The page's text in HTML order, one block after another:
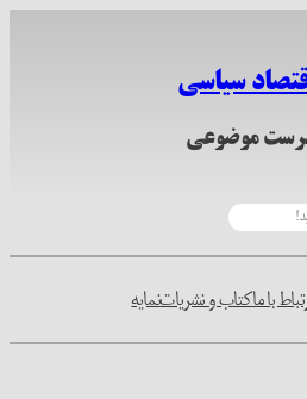
سیاسی
موضوعی
با ماکتاب و نشریاتنمایه